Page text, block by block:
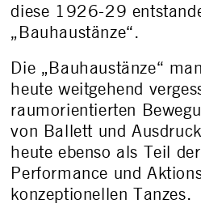
diese 1926-29
„Bauhaustänze“.
Die „Bauhaustänze“
heute weitgehend
raumorientierten
von Ballett und
heute ebenso als Teil
Performance und
konzeptionellen Tanzes.